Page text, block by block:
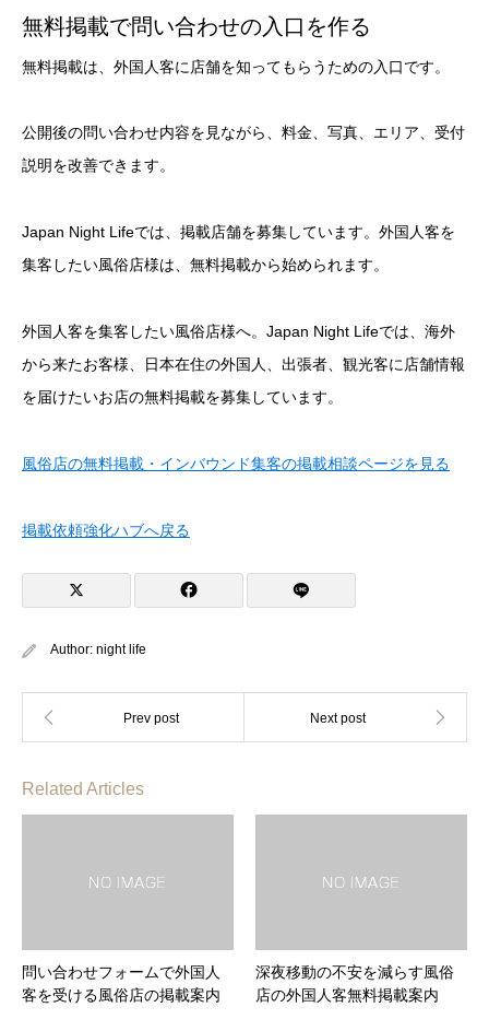
無料掲載で問い合わせの入口を作る
無料掲載は、外国人客に店舗を知ってもらうための入口です。
公開後の問い合わせ内容を見ながら、料金、写真、エリア、受付
説明を改善できます。
Japan Night Lifeでは、掲載店舗を募集しています。外国人客を
集客したい風俗店様は、無料掲載から始められます。
外国人客を集客したい風俗店様へ。Japan Night Lifeでは、海外
から来たお客様、日本在住の外国人、出張者、観光客に店舗情報
を届けたいお店の無料掲載を募集しています。
風俗店の無料掲載・インバウンド集客の掲載相談ページを見る
掲載依頼強化ハブへ戻る
Author: night life
Related Articles
問い合わせフォームで外国人
客を受ける風俗店の掲載案内
深夜移動の不安を減らす風俗
店の外国人客無料掲載案内